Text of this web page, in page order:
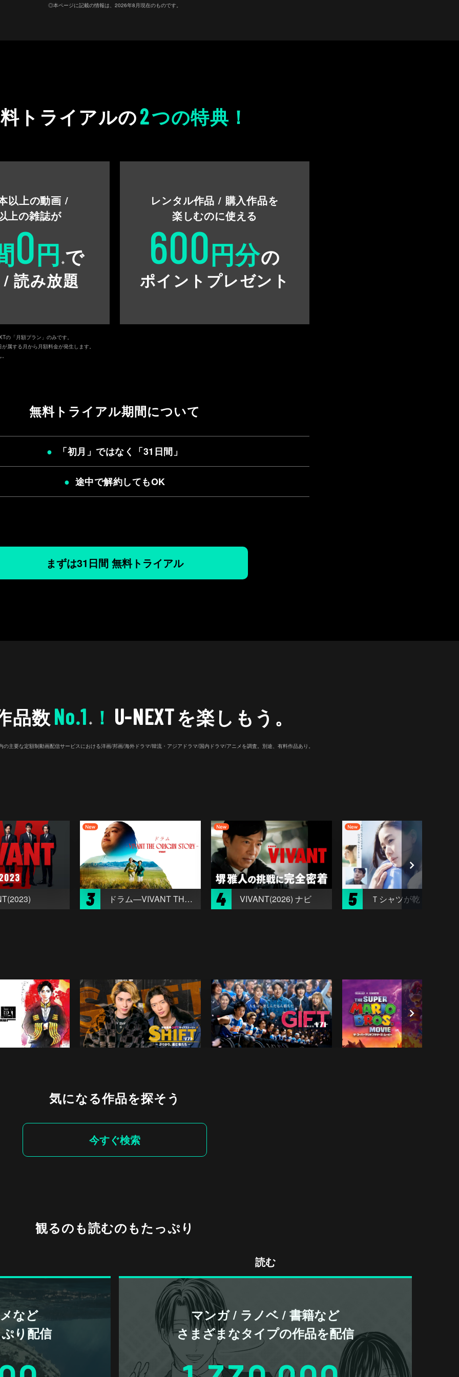
◎本ページに記載の情報は、2026年8月現在のものです。
トライアルの2つの特典！
以上の動画 /
上の雑誌が
0円 ※で
/ 読み放題
の「月額プラン」のみです。
属する月から月額料金が発生します。
レンタル作品 / 購入作品を
楽しむのに使える
600円分の
ポイントプレゼント
無料トライアル期間について
「初月」ではなく「31日間 」
途中で解約してもOK
まずは31日間 無料トライアル
品数No.1 ※ ！ U-NEXTを楽しもう。
主要な定額制動画配信サービスにおける洋画/邦画/海外ドラマ/韓流・アジアドラマ/国内ドラマ/アニメを調査。別途、有料作品あり。
3 ドラム―VIVANT THE ORIGIN STORY― 4 VIVANT(2026) ナビ 5 Ｔシャツが乾くまで
気になる作品を探そう
今すぐ検索
観るのも読むのもたっぷり
読む
など
り配信
マンガ / ラノベ / 書籍など
さまざまなタイプの作品を配信